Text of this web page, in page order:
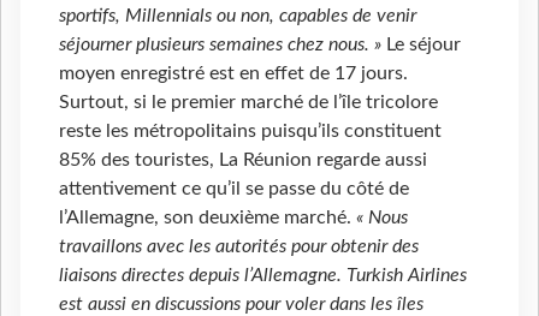
sportifs, Millennials ou non, capables de venir
séjourner plusieurs semaines chez nous. » Le séjour
moyen enregistré est en effet de 17 jours.
Surtout, si le premier marché de l’île tricolore
reste les métropolitains puisqu’ils constituent
85% des touristes, La Réunion regarde aussi
attentivement ce qu’il se passe du côté de
l’Allemagne, son deuxième marché. « Nous
travaillons avec les autorités pour obtenir des
liaisons directes depuis l’Allemagne. Turkish Airlines
est aussi en discussions pour voler dans les îles